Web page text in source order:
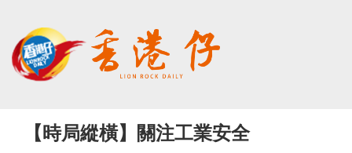
【時局縱橫】關注工業安全